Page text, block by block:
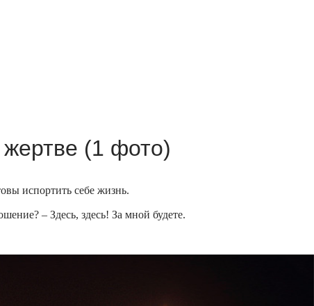
(1 фото)
испортить себе жизнь.
– Здесь, здесь! За мной будете.